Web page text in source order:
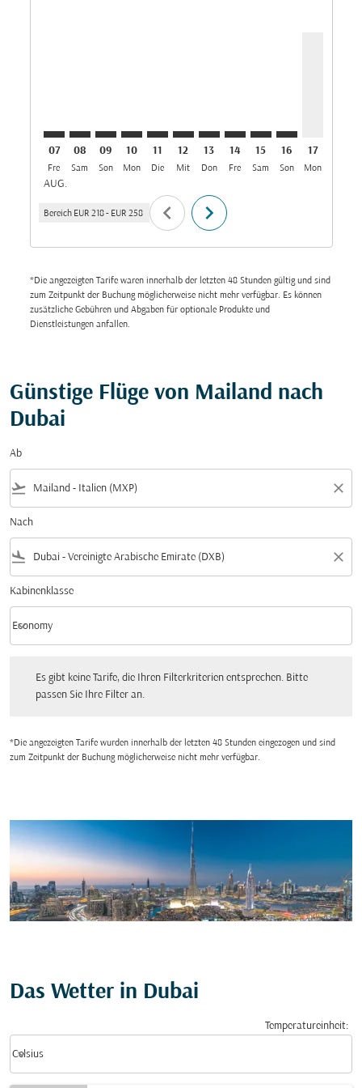
07
Fre
AUG.
08
Sam
09
Son
10
Mon
11
Die
12
Mit
13
Don
14
Fre
15
Sam
16
Son
17
Mon
Bereich EUR 218 - EUR 258 chevron_left chevron_right
*Die angezeigten Tarife waren innerhalb der letzten 48 Stunden gültig und sind
zum Zeitpunkt der Buchung möglicherweise nicht mehr verfügbar. Es können
zusätzliche Gebühren und Abgaben für optionale Produkte und
Dienstleistungen anfallen.
Günstige Flüge von Mailand nach
Dubai
Ab
flight_takeoff close
Nach
flight_land close
Kabinenklasse
Kabinenklasse option Economy Selected
Economy
keyboard_arrow_down
Es gibt keine Tarife, die Ihren Filterkriterien entsprechen. Bitte
passen Sie Ihre Filter an.
*Die angezeigten Tarife wurden innerhalb der letzten 48 Stunden eingezogen und sind
zum Zeitpunkt der Buchung möglicherweise nicht mehr verfügbar.
Das Wetter in Dubai
Temperatureinheit:
Celsius
keyboard_arrow_down